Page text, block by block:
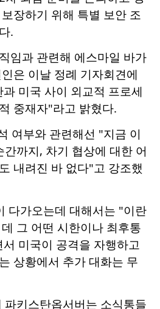
장하기 위해 특별 보안 조
.
임과 관련해 에스마일 바가
은 이날 정례 기자회견에
미국 사이 외교적 프로세
중재자"라고 밝혔다.
여부와 관련해선 "지금 이
까지, 차기 협상에 대한 어
내려진 바 없다"고 강조했
다가오는데 대해서는 "이란
그 어떤 시한이나 최후통
미국이 공격을 자행하고
상황에서 추가 대화는 무
파키스탄옵서버는 소식통들